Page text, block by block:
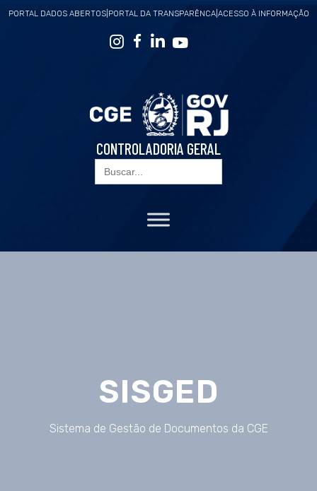
PORTAL DADOS ABERTOS| PORTAL DA TRANSPARÊNCA| ACESSO À INFORMAÇÃO
CONTROLADORIA GERAL
Search
for:
SISGED
Sistema de Gestão de Documentos da CGE